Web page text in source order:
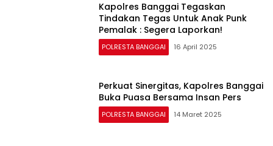
Kapolres Banggai Tegaskan
Tindakan Tegas Untuk Anak Punk
Pemalak : Segera Laporkan!
POLRESTA BANGGAI 16 April 2025
Perkuat Sinergitas, Kapolres Banggai
Buka Puasa Bersama Insan Pers
POLRESTA BANGGAI 14 Maret 2025